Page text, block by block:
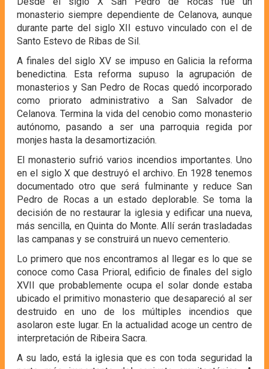
monasterio siempre dependiente de Celanova, aunque
durante parte del siglo XII estuvo vinculado con el de
Santo Estevo de Ribas de Sil.
A finales del siglo XV se impuso en Galicia la reforma
benedictina. Esta reforma supuso la agrupación de
monasterios y San Pedro de Rocas quedó incorporado
como priorato administrativo a San Salvador de
Celanova. Termina la vida del cenobio como monasterio
autónomo, pasando a ser una parroquia regida por
monjes hasta la desamortización.
El monasterio sufrió varios incendios importantes. Uno
en el siglo X que destruyó el archivo. En 1928 tenemos
documentado otro que será fulminante y reduce San
Pedro de Rocas a un estado deplorable. Se toma la
decisión de no restaurar la iglesia y edificar una nueva,
más sencilla, en Quinta do Monte. Allí serán trasladadas
las campanas y se construirá un nuevo cementerio.
Lo primero que nos encontramos al llegar es lo que se
conoce como Casa Prioral, edificio de finales del siglo
XVII que probablemente ocupa el solar donde estaba
ubicado el primitivo monasterio que desapareció al ser
destruido en uno de los múltiples incendios que
asolaron este lugar. En la actualidad acoge un centro de
interpretación de Ribeira Sacra.
A su lado, está la iglesia que es con toda seguridad la